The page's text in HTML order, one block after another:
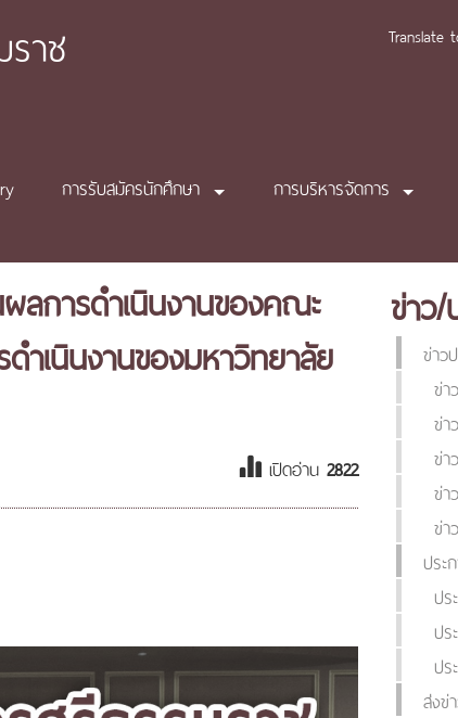
าช Translate
การรับสมัครนักศึกษา การบริหารจัดการ
ลการดำเนินงานของคณะ
ำเนินงานของมหาวิทยาลัย
เปิดอ่าน 2822
ข่าว/
ข่าว
ข่า
ข่า
ข่
ข่า
ข่
ประ
ปร
ป
ป
ส่งข่